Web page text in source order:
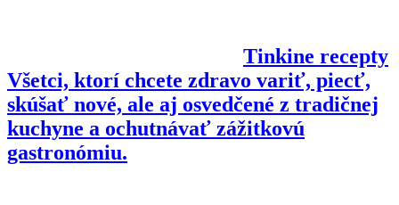
Tinkine recepty
Všetci, ktorí chcete zdravo variť, piecť,
skúšať nové, ale aj osvedčené z tradičnej
kuchyne a ochutnávať zážitkovú
gastronómiu.